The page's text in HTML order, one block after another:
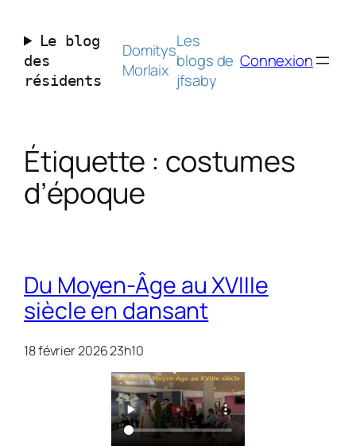
contenuLe blog
des
résidents
Domitys
Morlaix
Les
blogs de
jfsaby
Connexion
Étiquette : costumes
d’époque
Du Moyen-Âge au XVIIIe
siècle en dansant
18 février 2026 23h10